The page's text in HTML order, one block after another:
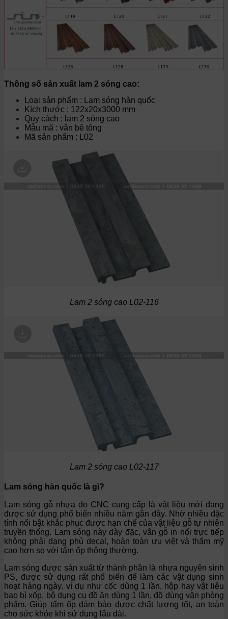
Thông số sản xuất lam 2 sóng cao:
Loại sản phẩm : Lam sóng hàn quốc
Kích thước : 122x20x3000 mm
Quy cách : lam 2 sóng cao
Mẫu mã : vân bê tông
Mã sản phẩm : L02
Lam 2 sóng cao L02-116
Lam 2 sóng caoL02-117
Lam sóng hàn quốc là gì?
Lam sóng gỗ nhựa do CNC cung cấp là vật liệu mới đang
được sử dụng phổ biến nhiều năm gần đây. Nhờ nhiều đặc
tính nổi bật khắc phục được hạn chế của vật liệu gỗ tự nhiên
truyền thống. Lam sóng này dày đặc, vân gỗ in nổi trực tiếp
không phải dạng phủ decal, hoàn toàn ưu việt và thẩm mỹ
cao hơn so với tấm ốp thông thường.
Lam sóng được sản xuất từ thành phần là nhựa nguyên sinh
PS, được sử dụng rất phổ biến để làm các vật dụng sinh
hoạt hàng ngày. ví dụ như cốc dùng 1 lần, hộp hay vật liệu
bao bì xốp, bộ dụng cụ đồ ăn dùng 1 lần, đồ dùng văn phòng
phẩm. Giúp tấm ốp đảm bảo được chất lượng tốt, an toàn
cho sức khỏe khi sử dụng lâu dài.